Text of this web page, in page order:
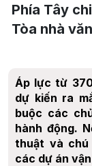
Phía Tây
Tòa nhà
Áp lực từ
dự kiến ra
buộc các
hành động.
thuật và chú
các dự án